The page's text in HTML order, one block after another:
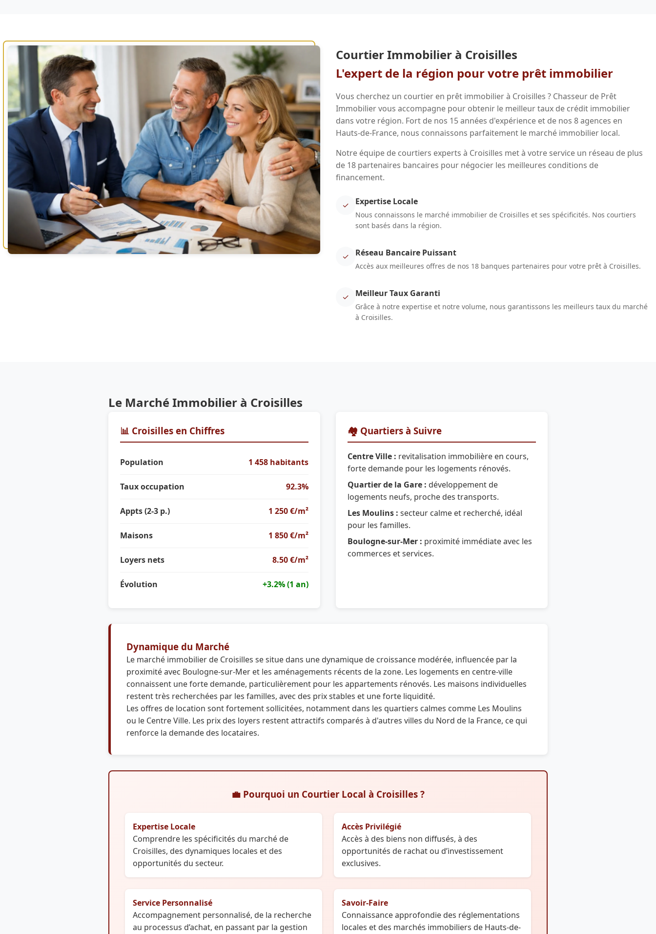
Courtier Immobilier à Croisilles
L'expert de la région pour votre prêt immobilier
Vous cherchez un courtier en prêt immobilier à Croisilles ? Chasseur de Prêt
Immobilier vous accompagne pour obtenir le meilleur taux de crédit immobilier
dans votre région. Fort de nos 15 années d'expérience et de nos 8 agences en
Hauts-de-France, nous connaissons parfaitement le marché immobilier local.
Notre équipe de courtiers experts à Croisilles met à votre service un réseau de plus
de 18 partenaires bancaires pour négocier les meilleures conditions de
financement.
✓ Expertise Locale
Nous connaissons le marché immobilier de Croisilles et ses spécificités. Nos courtiers
sont basés dans la région.
✓ Réseau Bancaire Puissant
Accès aux meilleures offres de nos 18 banques partenaires pour votre prêt à Croisilles.
✓ Meilleur Taux Garanti
Grâce à notre expertise et notre volume, nous garantissons les meilleurs taux du marché
à Croisilles.
Le Marché Immobilier à Croisilles
📊 Croisilles en Chiffres
Population 1 458 habitants
Taux occupation 92.3%
Appts (2-3 p.) 1 250 €/m²
Maisons 1 850 €/m²
Loyers nets 8.50 €/m²
Évolution +3.2% (1 an)
🏘️ Quartiers à Suivre
Centre Ville : revitalisation immobilière en cours,
forte demande pour les logements rénovés.
Quartier de la Gare : développement de
logements neufs, proche des transports.
Les Moulins : secteur calme et recherché, idéal
pour les familles.
Boulogne-sur-Mer : proximité immédiate avec les
commerces et services.
Dynamique du Marché
Le marché immobilier de Croisilles se situe dans une dynamique de croissance modérée, influencée par la
proximité avec Boulogne-sur-Mer et les aménagements récents de la zone. Les logements en centre-ville
connaissent une forte demande, particulièrement pour les appartements rénovés. Les maisons individuelles
restent très recherchées par les familles, avec des prix stables et une forte liquidité.
Les offres de location sont fortement sollicitées, notamment dans les quartiers calmes comme Les Moulins
ou le Centre Ville. Les prix des loyers restent attractifs comparés à d'autres villes du Nord de la France, ce qui
renforce la demande des locataires.
💼 Pourquoi un Courtier Local à Croisilles ?
Expertise Locale
Comprendre les spécificités du marché de
Croisilles, des dynamiques locales et des
opportunités du secteur.
Accès Privilégié
Accès à des biens non diffusés, à des
opportunités de rachat ou d’investissement
exclusives.
Service Personnalisé
Accompagnement personnalisé, de la recherche
au processus d’achat, en passant par la gestion
Savoir-Faire
Connaissance approfondie des réglementations
locales et des marchés immobiliers de Hauts-de-